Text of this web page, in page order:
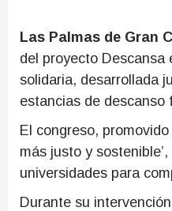
Las Palmas de Gran
del proyecto Descansa
solidaria, desarrollada
estancias de descanso
El congreso,
más justo y
universidades para
Durante su